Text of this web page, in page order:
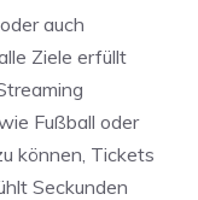
auch
Ziele erfüllt
Fußball oder
können, Tickets
Seckunden